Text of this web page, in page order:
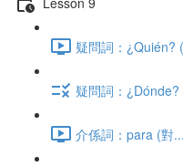
疑問詞：¿Quién?
疑問詞：
介係詞：para (對